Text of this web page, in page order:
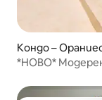
Кондо –
*НОВО* Модерен